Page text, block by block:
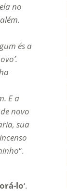
no
és a
E a
novo
sua
“.
lo‘.